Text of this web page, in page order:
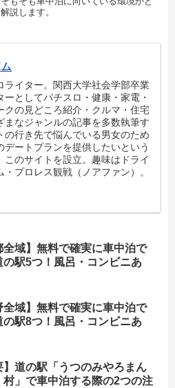
説します。
ライター。関西大学社会学部卒業
ーとしてパチスロ・健康・家電・
クの見どころ紹介・クルマ・住宅
まなジャンルの記事を多数執筆す
の行き先で悩んでいる男女のため
デートプランを提供したいという
このサイトを設立。趣味はドライ
・プロレス観戦（ノアファン）。
全域】無料で確実に車中泊で
の駅5つ！風呂・コンビニあ
全域】無料で確実に車中泊で
の駅8つ！風呂・コンビニあ
】道の駅「うつのみやろまん
村」で車中泊する際の2つの注